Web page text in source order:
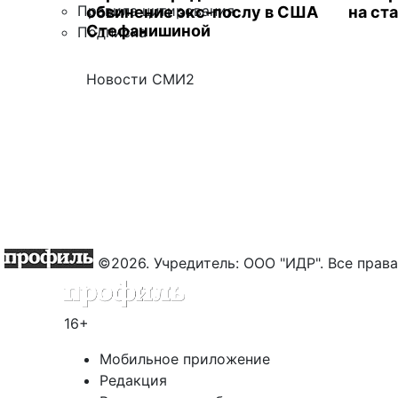
Правила цитирования
Подписка
обвинение экс-послу в США
Стефанишиной
на
Новости СМИ2
©2026. Учредитель: ООО "ИДР". Все
16+
Мобильное приложение
Редакция